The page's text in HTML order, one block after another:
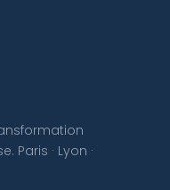
· Lyon ·